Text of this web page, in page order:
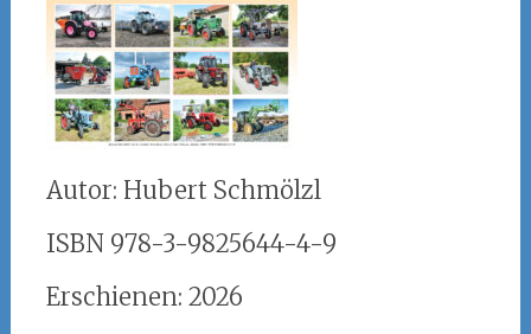
Autor: Hubert Schmölzl
ISBN 978-3-9825644-4-9
Erschienen: 2026